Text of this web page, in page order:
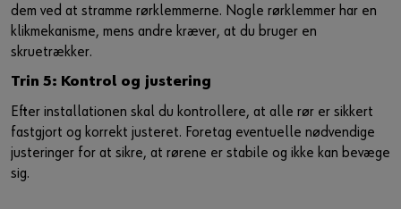
dem ved at stramme rørklemmerne. Nogle rørklemmer har en
klikmekanisme, mens andre kræver, at du bruger en
skruetrækker.
Trin 5: Kontrol og justering
Efter installationen skal du kontrollere, at alle rør er sikkert
fastgjort og korrekt justeret. Foretag eventuelle nødvendige
justeringer for at sikre, at rørene er stabile og ikke kan bevæge
sig.